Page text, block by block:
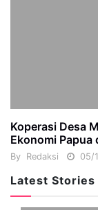
Koperasi Desa
Ekonomi Papua
By Redaksi 05/
Latest Stories